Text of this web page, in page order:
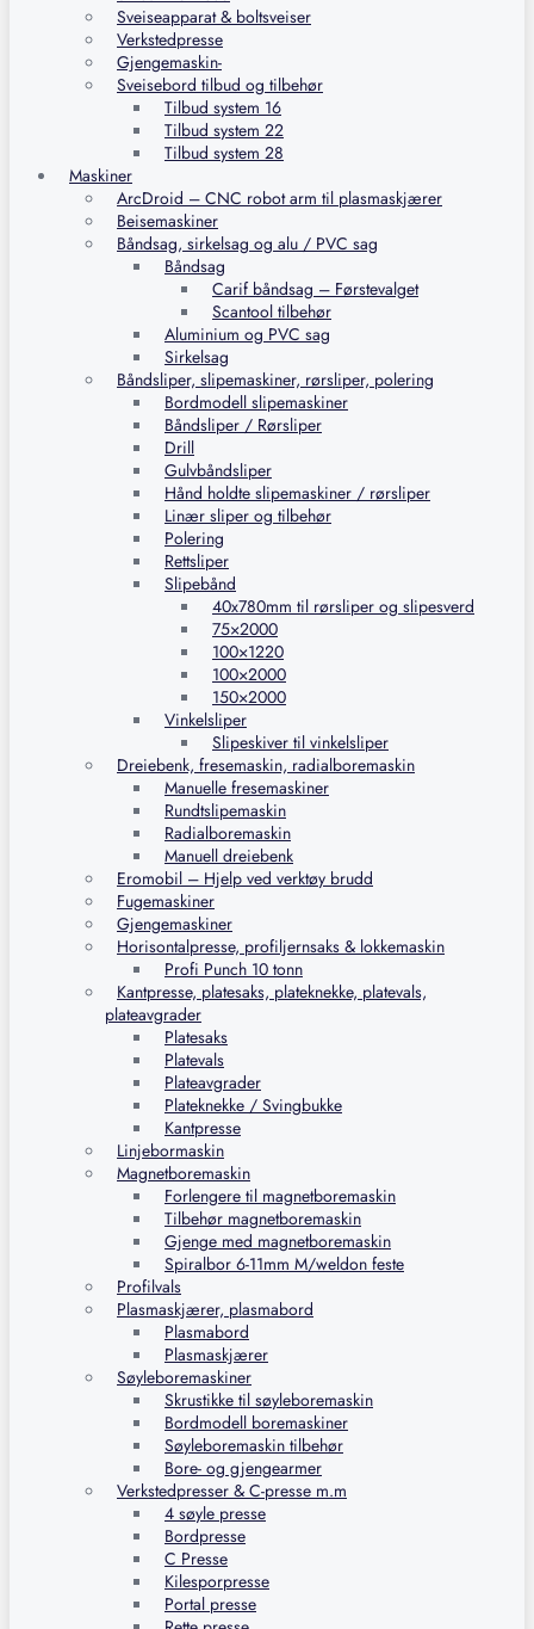
Sveiseapparat & boltsveiser
Verkstedpresse
Gjengemaskin-
Sveisebord tilbud og tilbehør
Tilbud system 16
Tilbud system 22
Tilbud system 28
Maskiner
ArcDroid – CNC robot arm til plasmaskjærer
Beisemaskiner
Båndsag, sirkelsag og alu / PVC sag
Båndsag
Carif båndsag – Førstevalget
Scantool tilbehør
Aluminium og PVC sag
Sirkelsag
Båndsliper, slipemaskiner, rørsliper, polering
Bordmodell slipemaskiner
Båndsliper / Rørsliper
Drill
Gulvbåndsliper
Hånd holdte slipemaskiner / rørsliper
Linær sliper og tilbehør
Polering
Rettsliper
Slipebånd
40x780mm til rørsliper og slipesverd
75×2000
100×1220
100×2000
150×2000
Vinkelsliper
Slipeskiver til vinkelsliper
Dreiebenk, fresemaskin, radialboremaskin
Manuelle fresemaskiner
Rundtslipemaskin
Radialboremaskin
Manuell dreiebenk
Eromobil – Hjelp ved verktøy brudd
Fugemaskiner
Gjengemaskiner
Horisontalpresse, profiljernsaks & lokkemaskin
Profi Punch 10 tonn
Kantpresse, platesaks, plateknekke, platevals,
plateavgrader
Platesaks
Platevals
Plateavgrader
Plateknekke / Svingbukke
Kantpresse
Linjebormaskin
Magnetboremaskin
Forlengere til magnetboremaskin
Tilbehør magnetboremaskin
Gjenge med magnetboremaskin
Spiralbor 6-11mm M/weldon feste
Profilvals
Plasmaskjærer, plasmabord
Plasmabord
Plasmaskjærer
Søyleboremaskiner
Skrustikke til søyleboremaskin
Bordmodell boremaskiner
Søyleboremaskin tilbehør
Bore- og gjengearmer
Verkstedpresser & C-presse m.m
4 søyle presse
Bordpresse
C Presse
Kilesporpresse
Portal presse